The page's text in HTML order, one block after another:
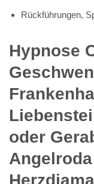
Rückführungen,
Hypnose
oder